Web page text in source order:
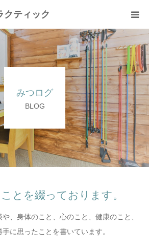
クティック
みつログ
BLOG
とを綴っております。
、身体のこと、心のこと、健康のこと、
に思ったことを書いています。